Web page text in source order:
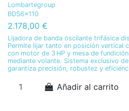
Lombartegroup
BDS6x110
2.178,00 €
Lijadora de banda oscilante trifásica
Permite lijar tanto en posición vertical
con motor de 3 HP y mesa de
mediante volante. Sistema exclusivo
garantiza precisión, robustez y
Añadir al carrito